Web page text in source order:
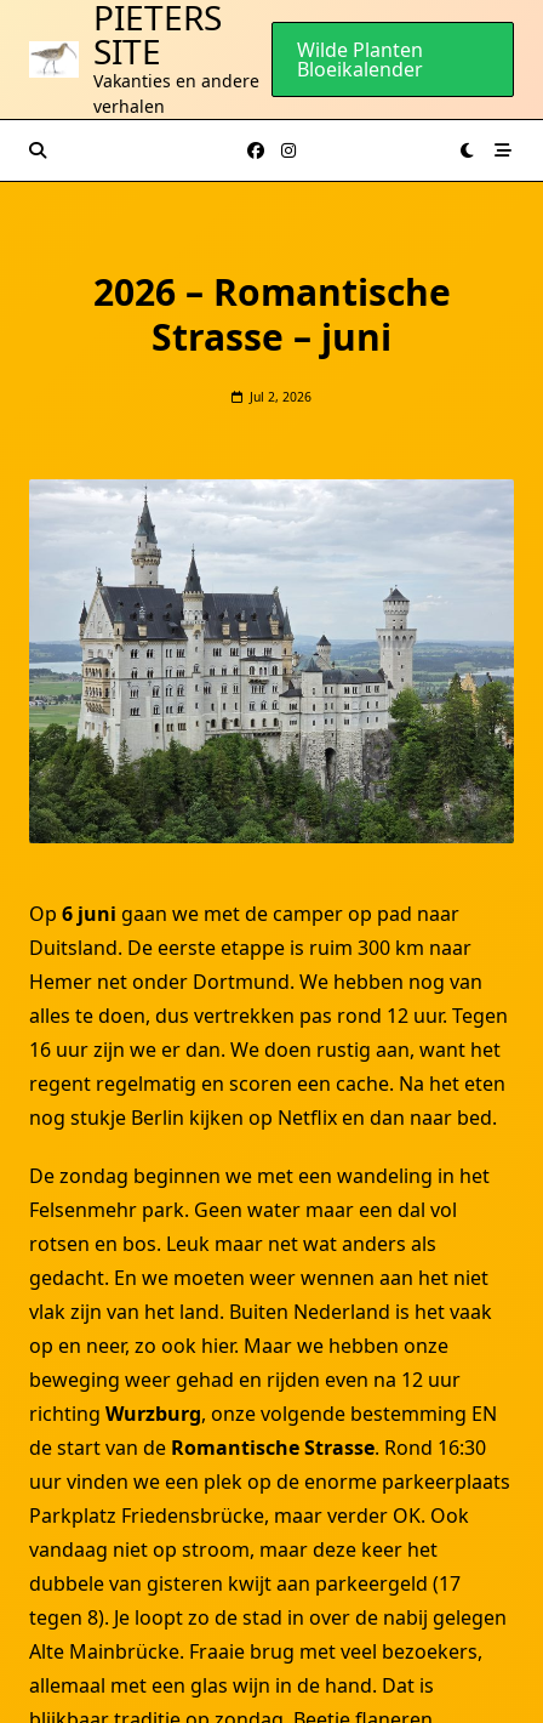
naar
PIETERS
SITE
Vakanties en andere
verhalen
Wilde Planten
Bloeikalender
2026 – Romantische
Strasse – juni
Jul 2, 2026
Op 6 juni gaan we met de camper op pad naar
Duitsland. De eerste etappe is ruim 300 km naar
Hemer net onder Dortmund. We hebben nog van
alles te doen, dus vertrekken pas rond 12 uur. Tegen
16 uur zijn we er dan. We doen rustig aan, want het
regent regelmatig en scoren een cache. Na het eten
nog stukje Berlin kijken op Netflix en dan naar bed.
De zondag beginnen we met een wandeling in het
Felsenmehr park. Geen water maar een dal vol
rotsen en bos. Leuk maar net wat anders als
gedacht. En we moeten weer wennen aan het niet
vlak zijn van het land. Buiten Nederland is het vaak
op en neer, zo ook hier. Maar we hebben onze
beweging weer gehad en rijden even na 12 uur
richting Wurzburg, onze volgende bestemming EN
de start van de Romantische Strasse. Rond 16:30
uur vinden we een plek op de enorme parkeerplaats
Parkplatz Friedensbrücke, maar verder OK. Ook
vandaag niet op stroom, maar deze keer het
dubbele van gisteren kwijt aan parkeergeld (17
tegen 8). Je loopt zo de stad in over de nabij gelegen
Alte Mainbrücke. Fraaie brug met veel bezoekers,
allemaal met een glas wijn in de hand. Dat is